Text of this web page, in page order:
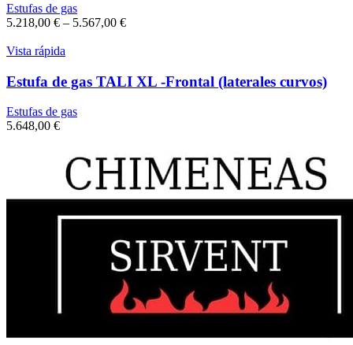
Estufas de gas
5.218,00 € – 5.567,00 €
Vista rápida
Estufa de gas TALI XL -Frontal (laterales curvos)
Estufas de gas
5.648,00 €